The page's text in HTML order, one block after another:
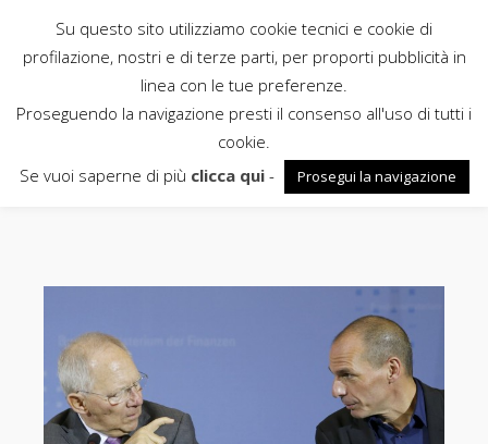
Rubbettino
Grecia
Su questo sito utilizziamo cookie tecnici e cookie di
profilazione, nostri e di terze parti, per proporti pubblicità in
linea con le tue preferenze.
Proseguendo la navigazione presti il consenso all'uso di tutti i
cookie.
Se vuoi saperne di più clicca qui- Prosegui la navigazione